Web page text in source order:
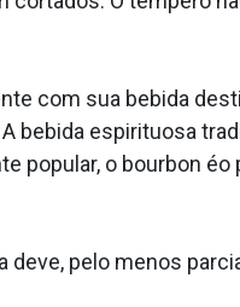
com sua bebida
espirituosa
popular, o bourbon
pelo menos